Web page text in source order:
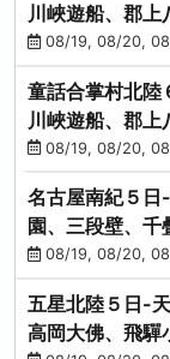
川峽遊船、郡上
松葉蟹、金箔冰
08/19, 08/20,
童話合掌村北陸
川峽遊船、郡上
松葉蟹、金箔冰
08/19, 08/20,
名古屋南紀５日
園、三段壁、千
勢龍蝦溫泉
08/19, 08/20,
五星北陸５日-
高岡大佛、飛驒